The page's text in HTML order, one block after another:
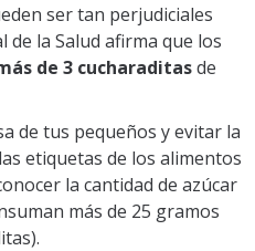
ser tan perjudiciales
la Salud afirma que los
de 3 cucharaditasde
de tus pequeños y evitar la
etiquetas de los alimentos
la cantidad de azúcar
más de 25 gramos